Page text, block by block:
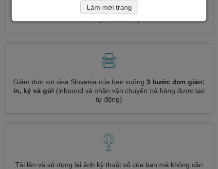
Đăng ký nhiều loại visa cùng một lúc
Giảm đơn xin visa Slovenia của bạn xuống 3 bước đơn giản:
in, ký và gửi (inbound và nhãn vận chuyển trả hàng được tạo
tự động)
Tải lên và sử dụng lại ảnh kỹ thuật số của bạn mà không cần
Làm mới trang